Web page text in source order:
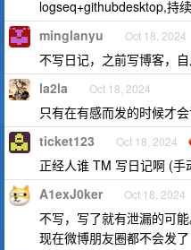
logseq+githubdesktop,持
minglanyu Oct 18, 2024
不写日记，之前写博客，
la2la Oct 18, 2024
只有在有感而发的时候才
ticket123 Oct 18, 2024
正经人谁 TM 写日记啊 (手
A1exJ0ker Oct 18, 2024
不写，写了就有泄漏的可
现在微博朋友圈都不会发了